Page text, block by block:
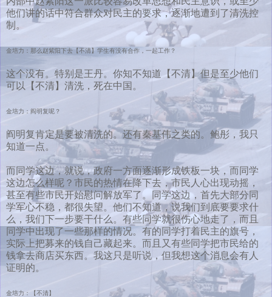
他们讲的话中符合群众对民主的要求，逐渐地遭到了清洗控
制。
金培力：那么赵紫阳下去【不清】学生有没有合作，一起工作？
这个没有。特别是王丹。你知不知道【不清】但是至少他们
可以【不清】清洗，死在中国。
金培力：阎明复呢？
阎明复肯定是要被清洗的。还有秦基伟之类的。鲍彤，我只
知道一点。
而同学这边，就说，政府一方面逐渐形成铁板一块，而同学
这边怎么样呢？市民的热情在降下去，市民人心出现动摇，
甚至有些市民开始慰问解放军了。同学这边，首先大部分同
学军心不稳，都很失望。他们不知道，说我们到底要要求什
么，我们下一步要干什么。有些同学就很伤心地走了，而且
同学中出现了一些那样的情况。有的同学打着民主的旗号，
实际上把募来的钱自己藏起来。而且又有些同学把市民给的
钱拿去商店买东西。我这只是听说，但我想这个消息会有人
证明的。
金培力：【不清】